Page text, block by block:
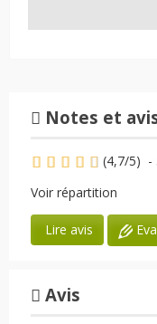
Notes et
(4,7/5) -
Voir répartition
Lire avis
Avis